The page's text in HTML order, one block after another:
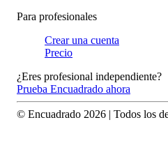
Para profesionales
Crear una cuenta
Precio
¿Eres profesional independiente?
Prueba Encuadrado ahora
© Encuadrado 2026 | Todos los